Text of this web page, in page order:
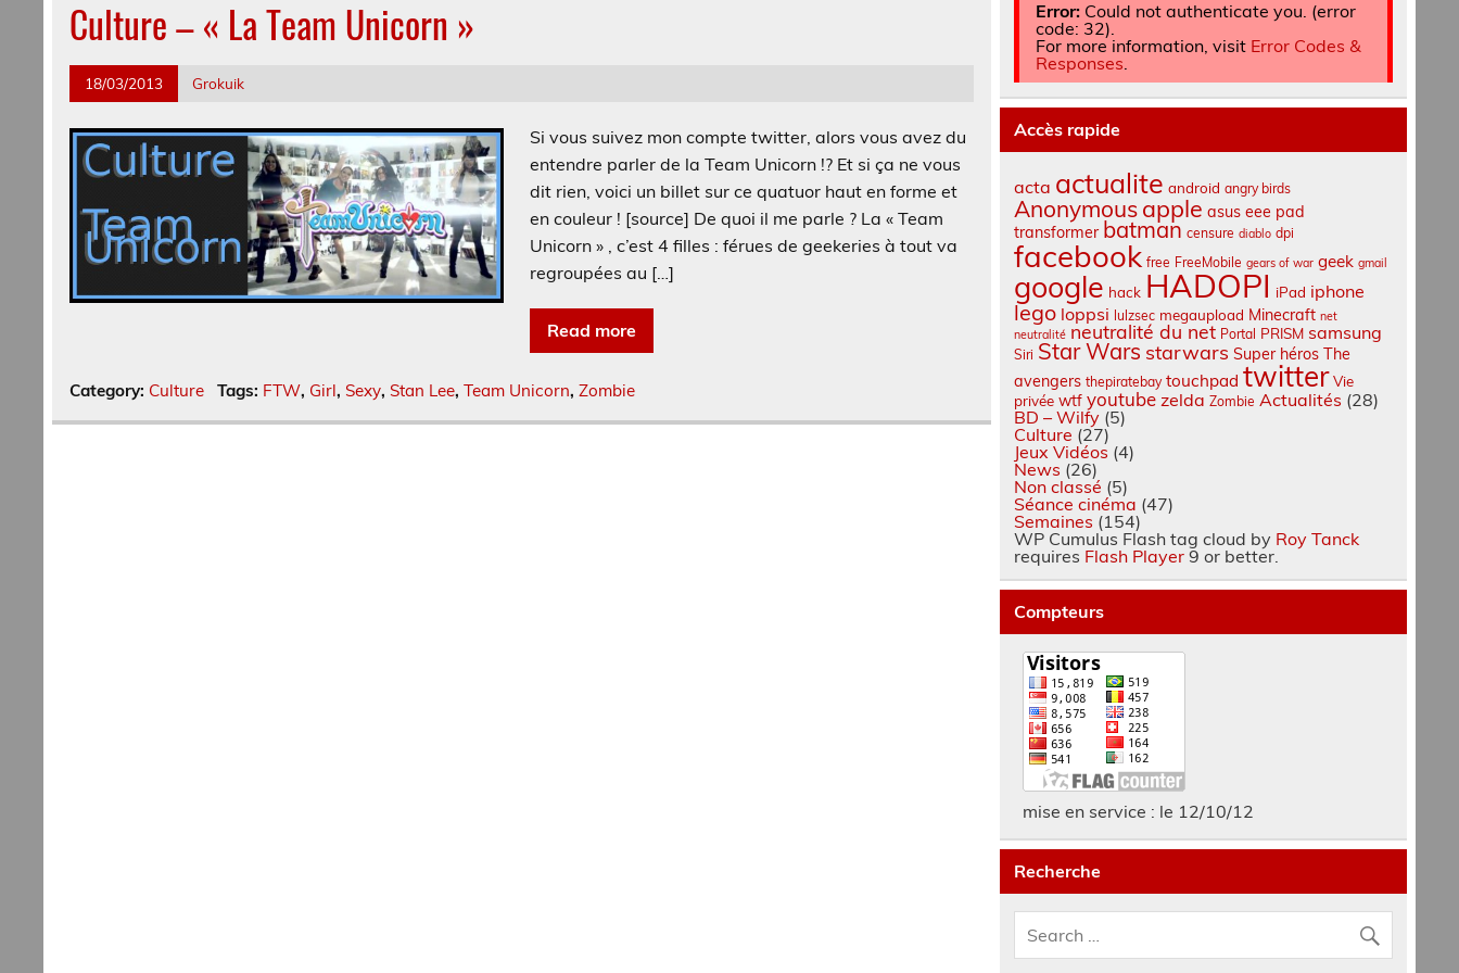
Culture – « La Team Unicorn »
18/03/2013 Grokuik
Si vous suivez mon compte twitter, alors vous avez du
entendre parler de la Team Unicorn !? Et si ça ne vous
dit rien, voici un billet sur ce quatuor haut en forme et
en couleur ! [source] De quoi il me parle ? La « Team
Unicorn » , c’est 4 filles : férues de geekeries à tout va
regroupées au […]
Read more
Category: Culture Tags: FTW, Girl, Sexy, Stan Lee, Team Unicorn, Zombie
Error: Could not authenticate you. (error
code: 32).
For more information, visit Error Codes &
Responses
Accès rapide
acta actualite android angry birds
Anonymousapple asus eee pad
transformer batman censure diablo dpi
facebook free FreeMobile gears of war geek gmail
google hack HADOPI iPad iphone
lego loppsi lulzsec megaupload Minecraft net
neutralité neutralité du net Portal PRISM samsung
Siri Star Wars starwars Super héros The
avengers thepiratebay touchpad twitter Vie
privée wtf youtube zelda Zombie Actualités (28)
BD – Wilfy (5)
Culture (27)
Jeux Vidéos (4)
News (26)
Non classé (5)
Séance cinéma (47)
Semaines (154)
WP Cumulus Flash tag cloud by Roy Tanck
requires Flash Player 9 or better.
Compteurs
mise en service : le 12/10/12
Recherche